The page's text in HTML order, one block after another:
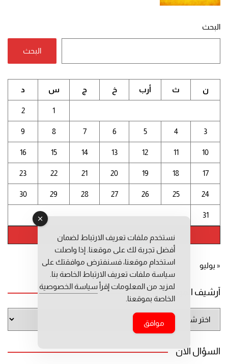
البحث
البحث
أغسطس 2026
ن ث أرب خ ج س د
1
2
3
4
5
6
7
8
9
10
11
12
13
14
15
16
17
18
19
20
21
22
23
24
25
26
27
28
29
30
31
« يوليو
أرشيف الموقع
الموقع
السؤال الآن
نستخدم ملفات تعريف الارتباط لضمان
أفضل تجربة لك على موقعنا. إذا واصلت
استخدام موقعنا، فسنفترض موافقتك على
سياسة ملفات تعريف الارتباط الخاصة بنا.
لمزيد من المعلومات إقرأ سياسة الخصوصية
الخاصة بموقعنا.
موافق